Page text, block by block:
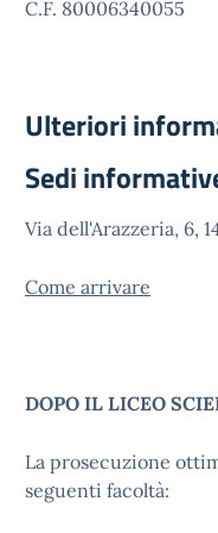
C.F. 80006340055
Ulteriori
Sedi
Via dell'Arazzeria, 6,
Come arrivare
DOPO IL LICEO
La prosecuzione
seguenti facoltà: